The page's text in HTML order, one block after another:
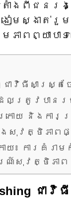
ងពីជនរងគ្
ងៀមស្ងាត់
ាពព្យាបា
ជាវិធីសាស្ត្
លត្រូវបានរ
ងក្រោយ និង
សុវត្ថិភាពផ្
ោយ៖ ការគំរ
ណ៍សុវត្ថិភាព
ជា